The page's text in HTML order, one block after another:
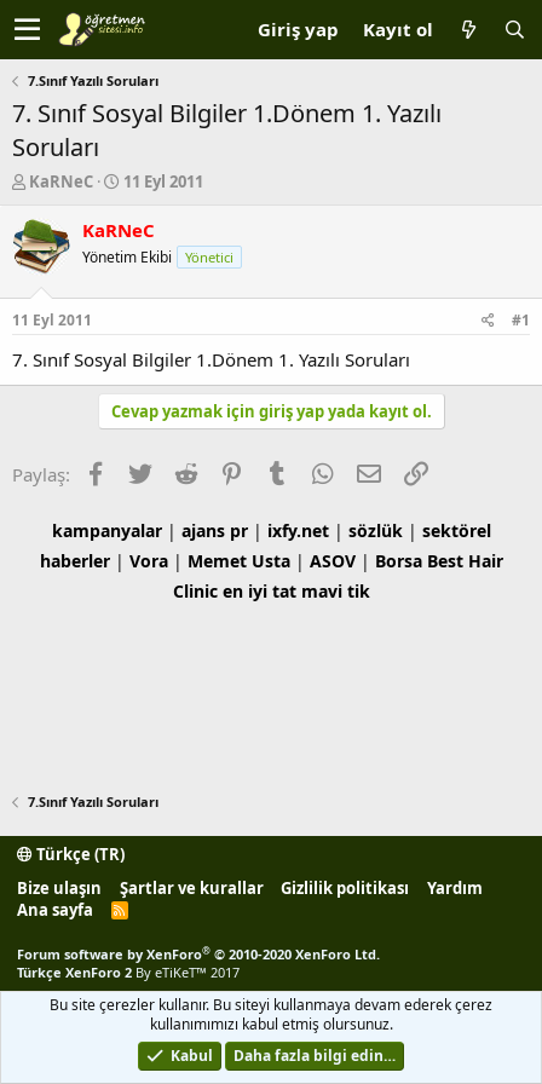
Giriş yap Kayıt ol
7.Sınıf Yazılı Soruları
7. Sınıf Sosyal Bilgiler 1.Dönem 1. Yazılı
Soruları
K
n
b
u
u
b
a
n
KaRNeC
B
ş
a
ç
a
r
h
11 Eyl 2011
KaRNeC
Yönetim Ekibi Yönetici
11 Eyl 2011 #1
7. Sınıf Sosyal Bilgiler 1.Dönem 1. Yazılı Soruları
Cevap yazmak için giriş yap yada kayıt ol.
Paylaş: Facebook
TwitterReddit PinterestTumblrWhatsApp
E-postaLink
kampanyalar| ajans pr| ixfy.net| sözlük| sektörel
haberler| Vora| Memet Usta| ASOV| Borsa Best Hair
Clinic en iyi tat mavi tik
7.Sınıf Yazılı Soruları
Türkçe (TR)
Bize ulaşın
Şartlar ve kurallar Gizlilik politikası
Yardım
Ana sayfa
R
Forum software by XenForo® © 2010-2020 XenForo Ltd.
Türkçe XenForo 2 By eTiKeT™ 2017
Bu site çerezler kullanır. Bu siteyi kullanmaya devam ederek çerez
kullanımımızı kabul etmiş olursunuz.
Kabul
Daha fazla bilgi edin…